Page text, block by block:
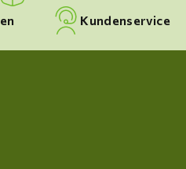
Kundenservice